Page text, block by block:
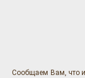
Сообщаем Вам, что